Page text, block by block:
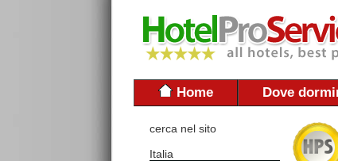
Home Dove
cerca nel sito
Italia